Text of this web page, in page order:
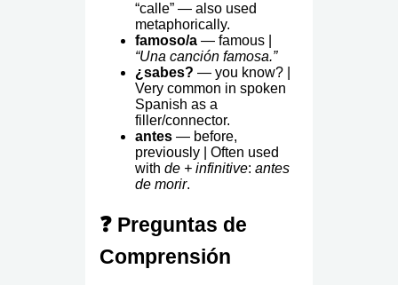
“calle” — also used
metaphorically.
famoso/a— famous |
“Una canción famosa.”
¿sabes? — you know? |
Very common in spoken
Spanish as a
filler/connector.
antes— before,
previously | Often used
with de + infinitive: antes
de morir.
❓ Preguntas de
Comprensión